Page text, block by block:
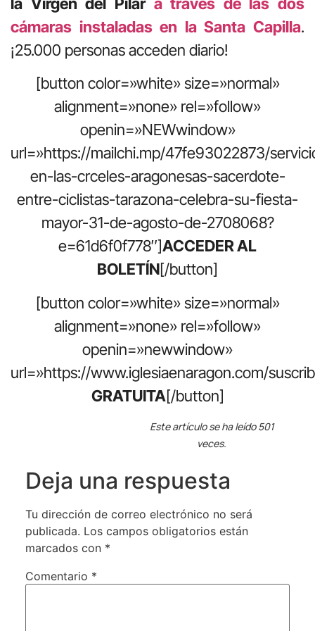
cámaras instaladas en la Santa Capilla.
¡25.000 personas acceden diario!
[button color=»white» size=»normal»
alignment=»none» rel=»follow»
openin=»NEWwindow»
url=»https://mailchi.mp/47fe93022873/
en-las-crceles-aragonesas-sacerdote-
entre-ciclistas-tarazona-celebra-su-fiesta-
mayor-31-de-agosto-de-2708068?
e=61d6f0f778″]ACCEDER AL
BOLETÍN[/button]
[button color=»white» size=»normal»
alignment=»none» rel=»follow»
openin=»newwindow»
url=»https://www.iglesiaenaragon.com/
GRATUITA[/button]
Este artículo se ha leído 501
veces.
Deja una respuesta
Tu dirección de correo electrónico no será
publicada. Los campos obligatorios están
marcados con *
Comentario *